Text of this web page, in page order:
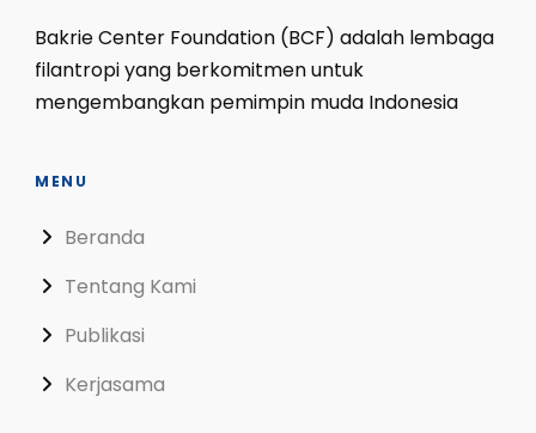
Bakrie Center Foundation (BCF) adalah lembaga
filantropi yang berkomitmen untuk
mengembangkan pemimpin muda Indonesia
MENU
Beranda
Tentang Kami
Publikasi
Kerjasama